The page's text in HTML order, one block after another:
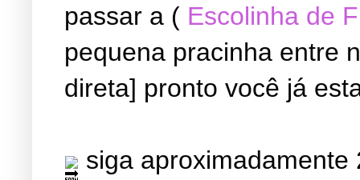
passar a ( Escolinha de
pequena pracinha entre
direta] pronto você já
siga